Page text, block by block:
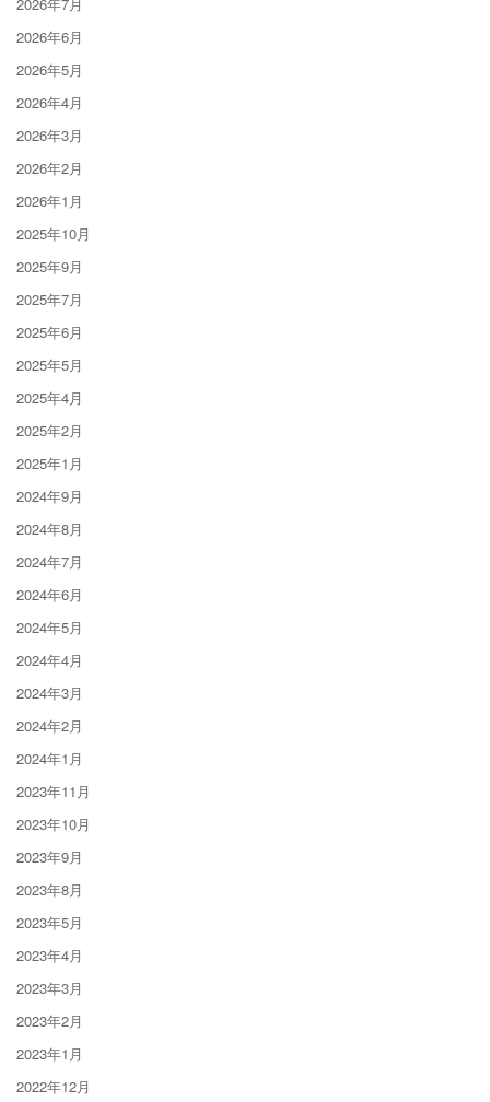
2026年6月
2026年5月
2026年4月
2026年3月
2026年2月
2026年1月
2025年10月
2025年9月
2025年7月
2025年6月
2025年5月
2025年4月
2025年2月
2025年1月
2024年9月
2024年8月
2024年7月
2024年6月
2024年5月
2024年4月
2024年3月
2024年2月
2024年1月
2023年11月
2023年10月
2023年9月
2023年8月
2023年5月
2023年4月
2023年3月
2023年2月
2023年1月
2022年12月